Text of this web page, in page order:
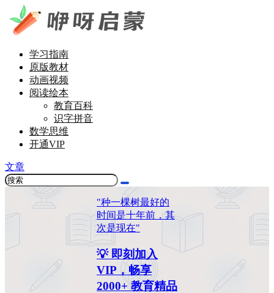
学习指南
原版教材
动画视频
阅读绘本
教育百科
识字拼音
数学思维
开通VIP
文章
"种一棵树最好的
时间是十年前，其
次是现在"
💡 即刻加入
VIP，畅享
2000+ 教育精品